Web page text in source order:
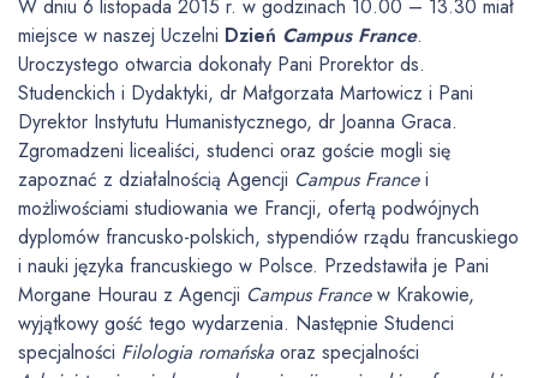
W dniu 6 listopada 2015 r. w godzinach 10.00 – 13.30 miał
miejsce w naszej Uczelni Dzień Campus France.
Uroczystego otwarcia dokonały Pani Prorektor ds.
Studenckich i Dydaktyki, dr Małgorzata Martowicz i Pani
Dyrektor Instytutu Humanistycznego, dr Joanna Graca.
Zgromadzeni licealiści, studenci oraz goście mogli się
zapoznać z działalnością Agencji Campus Francei
możliwościami studiowania we Francji, ofertą podwójnych
dyplomów francusko-polskich, stypendiów rządu francuskiego
i nauki języka francuskiego w Polsce. Przedstawiła je Pani
Morgane Hourau z Agencji Campus Francew Krakowie,
wyjątkowy gość tego wydarzenia. Następnie Studenci
specjalności Filologia romańska oraz specjalności